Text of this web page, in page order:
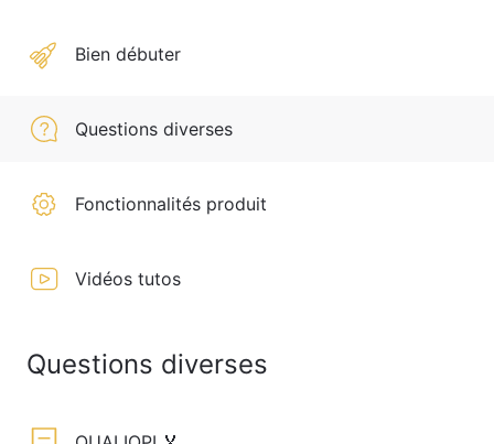
Bien débuter
Questions diverses
Fonctionnalités produit
Vidéos tutos
Questions diverses